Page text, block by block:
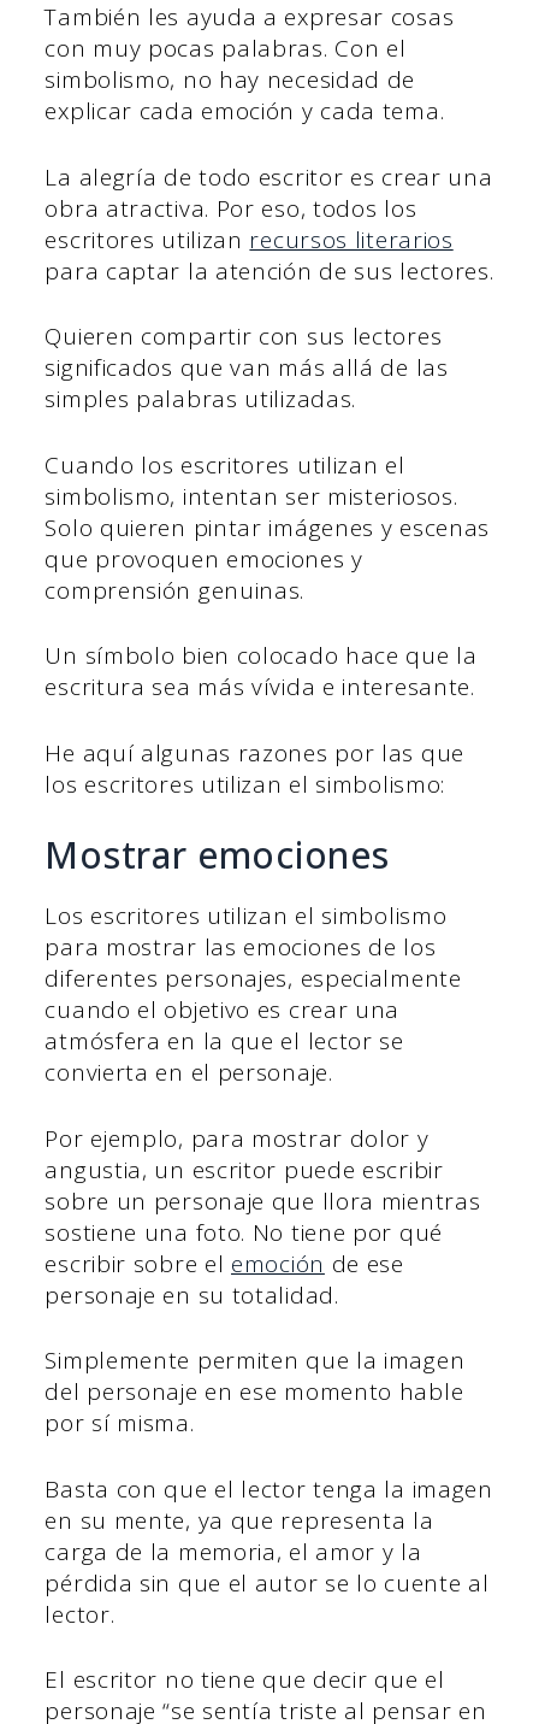
También les ayuda a expresar cosas
con muy pocas palabras. Con el
simbolismo, no hay necesidad de
explicar cada emoción y cada tema.
La alegría de todo escritor es crear una
obra atractiva. Por eso, todos los
escritores utilizan recursos literarios
para captar la atención de sus lectores.
Quieren compartir con sus lectores
significados que van más allá de las
simples palabras utilizadas.
Cuando los escritores utilizan el
simbolismo, intentan ser misteriosos.
Solo quieren pintar imágenes y escenas
que provoquen emociones y
comprensión genuinas.
Un símbolo bien colocado hace que la
escritura sea más vívida e interesante.
He aquí algunas razones por las que
los escritores utilizan el simbolismo:
Mostrar emociones
Los escritores utilizan el simbolismo
para mostrar las emociones de los
diferentes personajes, especialmente
cuando el objetivo es crear una
atmósfera en la que el lector se
convierta en el personaje.
Por ejemplo, para mostrar dolor y
angustia, un escritor puede escribir
sobre un personaje que llora mientras
sostiene una foto. No tiene por qué
escribir sobre el emoción de ese
personaje en su totalidad.
Simplemente permiten que la imagen
del personaje en ese momento hable
por sí misma.
Basta con que el lector tenga la imagen
en su mente, ya que representa la
carga de la memoria, el amor y la
pérdida sin que el autor se lo cuente al
lector.
El escritor no tiene que decir que el
personaje “se sentía triste al pensar en